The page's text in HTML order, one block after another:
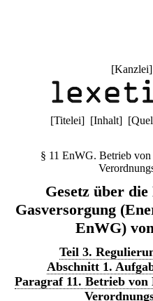
[Kanzlei
[Titelei] [Inhalt] [
§ 11 EnWG. Betrieb von
Gesetz über
Gasversorgung
EnWG)
Teil 3.
Abschnitt 1.
Paragraf 11. Betrieb von